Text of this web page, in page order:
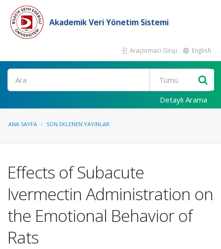
Akademik Veri Yönetim Sistemi
Araştırmacı Girişi English
Ara
Detaylı Arama
ANA SAYFA SON EKLENEN YAYINLAR
Effects of Subacute
Ivermectin Administration on
the Emotional Behavior of
Rats